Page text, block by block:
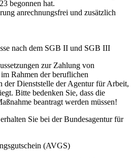
begonnen hat.
anrechnungsfrei und zusätzlich
nach dem SGB II und SGB III
zur Zahlung von
Rahmen der beruflichen
der Dienststelle der Agentur für Arbeit,
Bitte bedenken Sie, dass die
beantragt werden müssen!
Sie bei der Bundesagentur für
(AVGS)